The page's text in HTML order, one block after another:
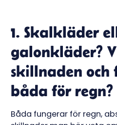
1. Skalkläder
galonkläder?
skillnaden och
båda för regn?
Båda fungerar för regn,